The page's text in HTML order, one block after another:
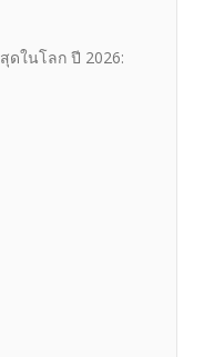
ดในโลก ปี 2026: